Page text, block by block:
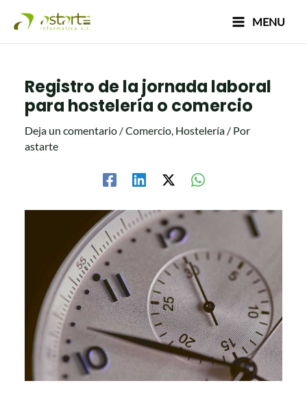
MainMENU
Registro de la jornada laboral
para hostelería o comercio
Deja un comentario /Comercio, Hostelería / Por
astarte
de